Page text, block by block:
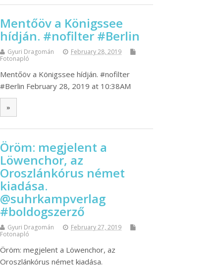
Mentőöv a Königssee
hídján. #nofilter #Berlin
Gyuri Dragomán
February 28, 2019
Fotonapló
Mentőöv a Königssee hídján. #nofilter
#Berlin February 28, 2019 at 10:38AM
»
Öröm: megjelent a
Löwenchor, az
Oroszlánkórus német
kiadása.
@suhrkampverlag
#boldogszerző
Gyuri Dragomán
February 27, 2019
Fotonapló
Öröm: megjelent a Löwenchor, az
Oroszlánkórus német kiadása.